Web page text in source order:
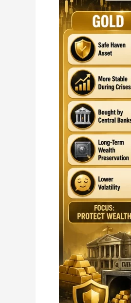
Baik
Semasa
Krisis
Ekonomi?